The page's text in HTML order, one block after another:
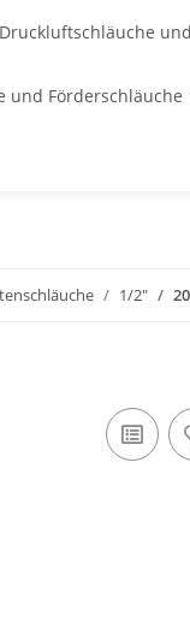
Druckluftschläuche
und Förderschläuche
1/2"